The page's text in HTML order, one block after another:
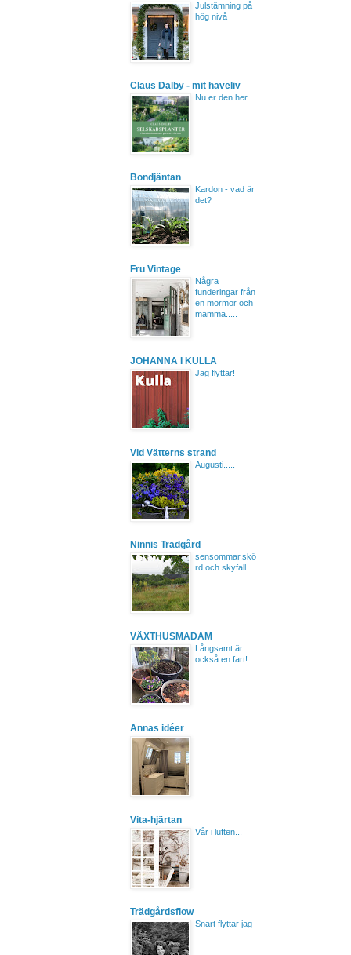
Julstämning på
hög nivå
Claus Dalby - mit haveliv
Nu er den her
Bondjäntan
Kardon - vad är
det?
Fru Vintage
Några
funderingar från
en mormor och
mamma.....
JOHANNA I KULLA
Jag flyttar!
Vid Vätterns strand
Augusti.....
Ninnis Trädgård
sensommar,skö
rd och skyfall
VÄXTHUSMADAM
Långsamt är
också en fart!
Annas idéer
Vita-hjärtan
Vår i luften...
Trädgårdsflow
Snart flyttar jag